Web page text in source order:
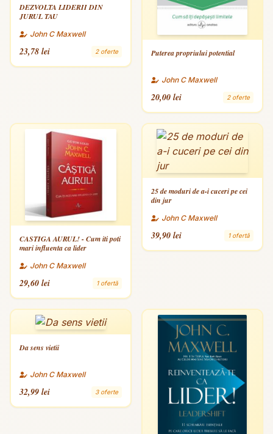
DEZVOLTA LIDERII DIN
JURUL TAU
John C Maxwell
23,78 lei 2 oferte Puterea propriului potential
John C Maxwell
20,00 lei 2 oferte
CASTIGA AURUL! - Cum iti poti
mari influenta ca lider
John C Maxwell
29,60 lei 1 ofertă
25 de moduri de a-i cuceri pe cei
din jur
John C Maxwell
39,90 lei 1 ofertă
Da sens vietii
John C Maxwell
32,99 lei 3 oferte